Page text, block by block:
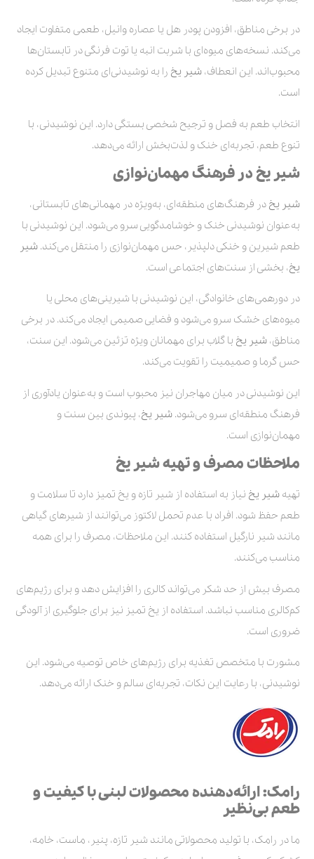
در برخی مناطق، افزودن پودر هل یا عصاره وانیل، طعمی متفاوت ایجاد
می‌کند. نسخه‌های میوه‌ای با شربت انبه یا توت فرنگی در تابستان‌ها
محبوب‌اند. این انعطاف، شیر یخ را به نوشیدنی‌ای متنوع تبدیل کرده
است.
انتخاب طعم به فصل و ترجیح شخصی بستگی دارد. این نوشیدنی، با
تنوع طعم، تجربه‌ای خنک و لذت‌بخش ارائه می‌دهد.
شیر یخ در فرهنگ مهمان‌نوازی
شیر یخ در فرهنگ‌های منطقه‌ای، به‌ویژه در مهمانی‌های تابستانی،
به‌عنوان نوشیدنی خنک و خوشامدگویی سرو می‌شود. این نوشیدنی با
طعم شیرین و خنکی دلپذیر، حس مهمان‌نوازی را منتقل می‌کند. شیر
یخ، بخشی از سنت‌های اجتماعی است.
در دورهمی‌های خانوادگی، این نوشیدنی با شیرینی‌های محلی یا
میوه‌های خشک سرو می‌شود و فضایی صمیمی ایجاد می‌کند. در برخی
مناطق، شیر یخ با گلاب برای مهمانان ویژه تزئین می‌شود. این سنت،
حس گرما و صمیمیت را تقویت می‌کند.
این نوشیدنی در میان مهاجران نیز محبوب است و به‌عنوان یادآوری از
فرهنگ منطقه‌ای سرو می‌شود. شیر یخ، پیوندی بین سنت و
مهمان‌نوازی است.
ملاحظات مصرف و تهیه شیر یخ
تهیه شیر یخ نیاز به استفاده از شیر تازه و یخ تمیز دارد تا سلامت و
طعم حفظ شود. افراد با عدم تحمل لاکتوز می‌توانند از شیرهای گیاهی
مانند شیر نارگیل استفاده کنند. این ملاحظات، مصرف را برای همه
مناسب می‌کنند.
مصرف بیش از حد شکر می‌تواند کالری را افزایش دهد و برای رژیم‌های
کم‌کالری مناسب نباشد. استفاده از یخ تمیز نیز برای جلوگیری از آلودگی
ضروری است.
مشورت با متخصص تغذیه برای رژیم‌های خاص توصیه می‌شود. این
نوشیدنی، با رعایت این نکات، تجربه‌ای سالم و خنک ارائه می‌دهد.
رامک: ارائه‌دهنده محصولات لبنی با کیفیت و
طعم بی‌نظیر
ما در رامک، با تولید محصولاتی مانند شیر تازه، پنیر، ماست، خامه،